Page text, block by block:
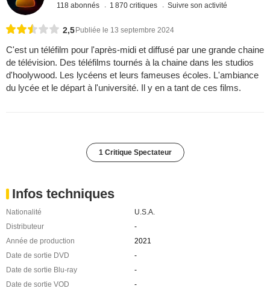
118 abonnés 1 870 critiques Suivre son activité
2,5 Publiée le 13 septembre 2024
C'est un téléfilm pour l'après-midi et diffusé par une grande chaine
de télévision. Des téléfilms tournés à la chaine dans les studios
d'hoolywood. Les lycéens et leurs fameuses écoles. L'ambiance
du lycée et le départ à l'université. Il y en a tant de ces films.
1 Critique Spectateur
Infos techniques
Nationalité
U.S.A.
Distributeur
-
Année de production
2021
Date de sortie DVD
-
Date de sortie Blu-ray
-
Date de sortie VOD
-